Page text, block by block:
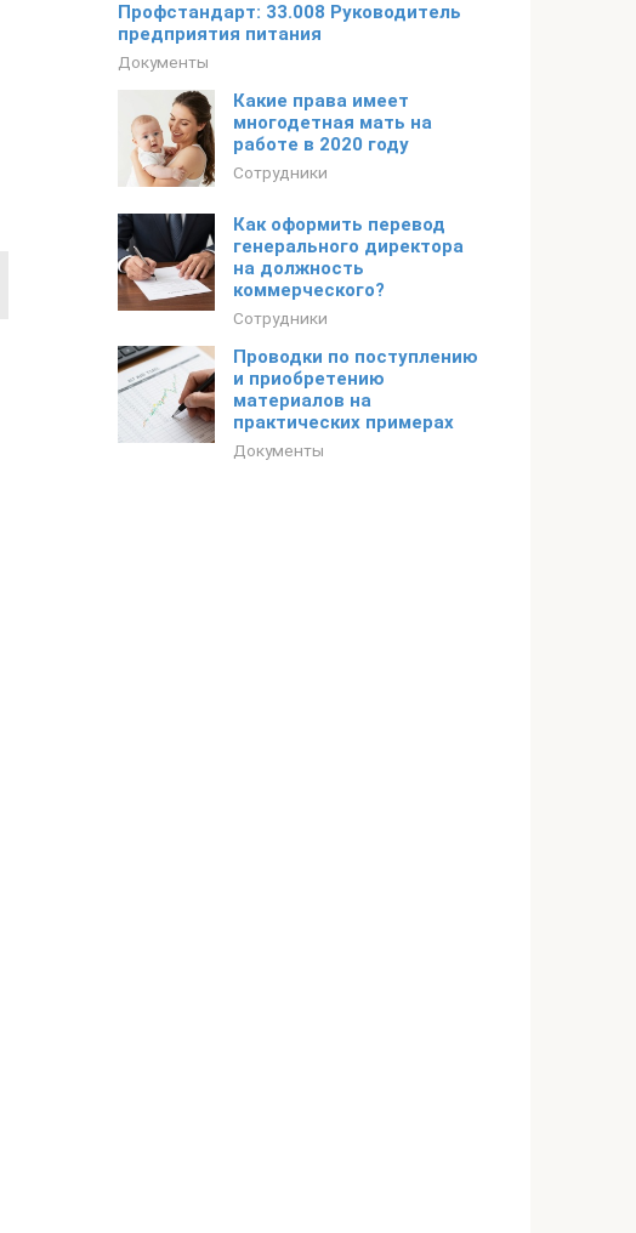
Профстандарт: 33.008 Руководитель
предприятия питания
Документы
Какие права имеет
многодетная мать на
работе в 2020 году
Сотрудники
Как оформить перевод
генерального директора
на должность
коммерческого?
Сотрудники
Проводки по поступлению
и приобретению
материалов на
практических примерах
Документы